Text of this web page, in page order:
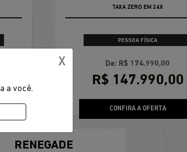
TAXA ZERO EM 24X
PESSOA FÍSICA
De: R$ 174.990,00
R$ 147.990,00
CONFIRA A OFERTA
RENEGADE
X
a você.